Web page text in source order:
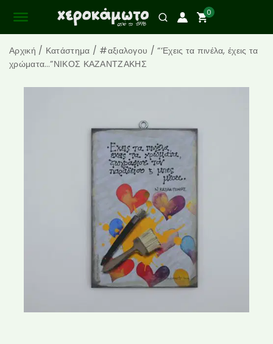
0
Αρχική / Κατάστημα / #αξιαλογου / “‘Εχεις τα πινέλα, έχεις τα
χρώματα…”ΝΙΚΟΣ ΚΑΖΑΝΤΖΑΚΗΣ